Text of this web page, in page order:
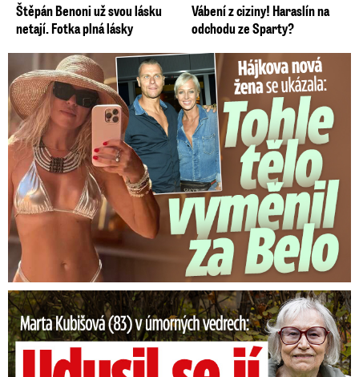
Štěpán Benoni už svou lásku
netají. Fotka plná lásky
Vábení z ciziny! Haraslín na
odchodu ze Sparty?
Tohle tělo nahradilo Belo: Nová partnerka se ukázala...
Marta Kubišová (83) v úmorných vedrech: Udusil se jí pejsek!